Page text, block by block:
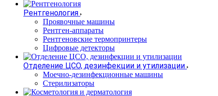
Рентгенология
Проявочные машины
Рентген-аппараты
Рентгеновские термопринтеры
Цифровые детекторы
Отделение ЦСО, дезинфекции и утилизации
Моечно-дезинфекционные машины
Стерилизаторы